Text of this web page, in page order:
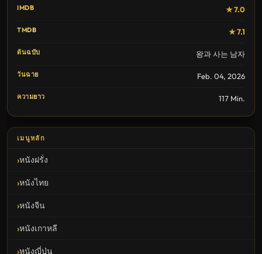
IMDB ★ 7.0
TMDB ★ 7.1
ต้นฉบับ 왕과 사는 남자
วันฉาย Feb. 04, 2026
ความยาว 117 Min.
เมนูหลัก
หนังฝรั่ง
หนังไทย
หนังจีน
หนังเกาหลี
หนังญี่ปุ่น